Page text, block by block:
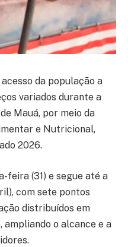
da população a
variados durante a
Mauá, por meio da
e Nutricional,
2026.
feira (31) e segue até a
com sete pontos
distribuídos em
o alcance e a